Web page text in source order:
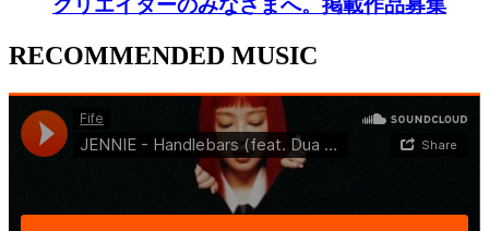
クリエイターのみなさまへ。掲載作品募集
RECOMMENDED MUSIC